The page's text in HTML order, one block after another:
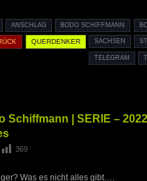
ANSCHLAG BODO SCHIFFMANN
QUERDENKER SACHSEN
TELEGRAM
Schiffmann | SERIE –
369
Was es nicht alles gibt….